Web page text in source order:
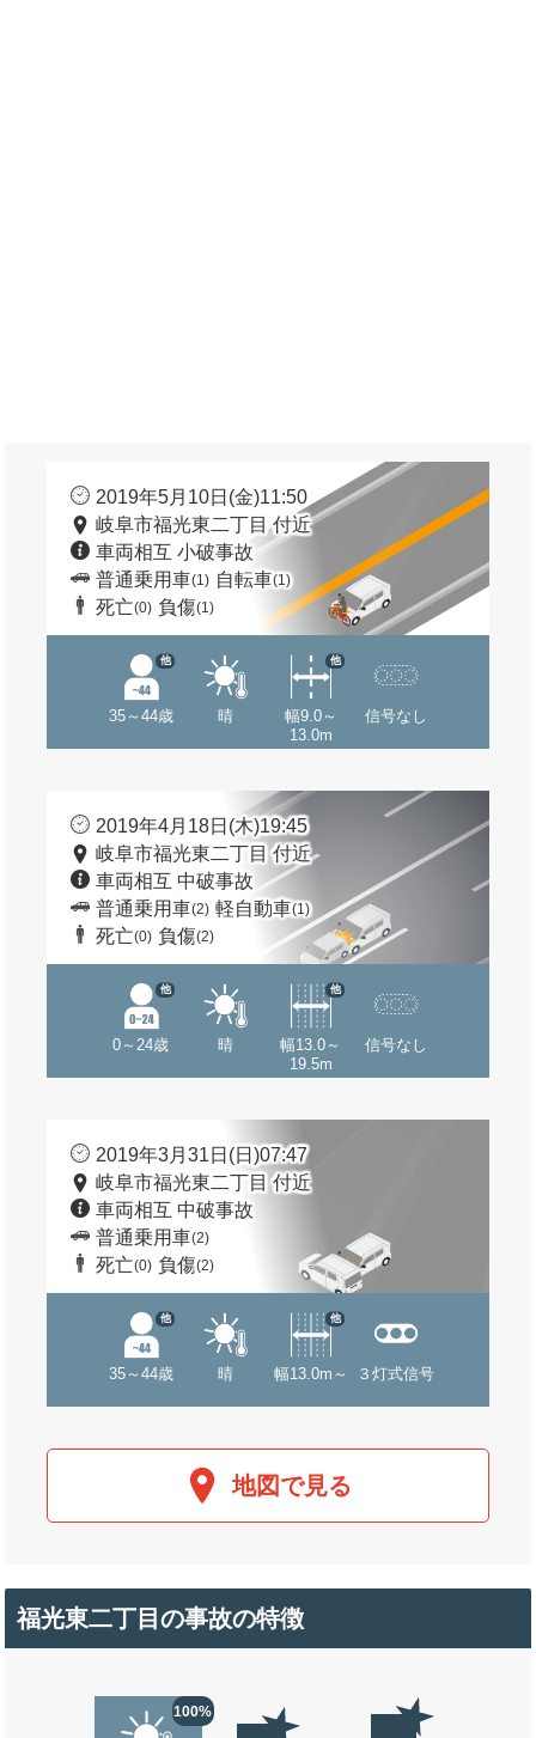
2019年5月10日(金)11:50
岐阜市福光東二丁目 付近
車両相互 小破事故
普通乗用車(1) 自転車(1)
死亡(0) 負傷(1)
35～44歳
他
晴
幅9.0～
13.0m
他
信号なし
2019年4月18日(木)19:45
岐阜市福光東二丁目 付近
車両相互 中破事故
普通乗用車(2) 軽自動車(1)
死亡(0) 負傷(2)
0～24歳
他
晴
幅13.0～
19.5m
他
信号なし
2019年3月31日(日)07:47
岐阜市福光東二丁目 付近
車両相互 中破事故
普通乗用車(2)
死亡(0) 負傷(2)
35～44歳
他
晴 幅13.0m～
他
３灯式信号
地図で見る
福光東二丁目の事故の特徴
100%